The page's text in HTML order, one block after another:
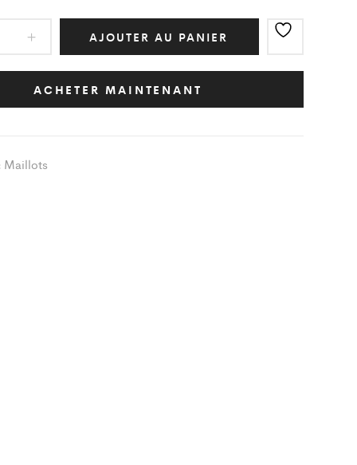
AJOUTER AU PANIER
ACHETER MAINTENANT
Maillots